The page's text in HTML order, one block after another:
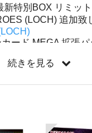
新特別BOX リミッ
(LOCH) 追加致
ード MEGA 拡張
BT-24
た！
続きを見る